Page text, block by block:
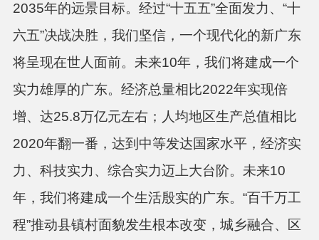
2035年的远景目标。经过“十五五”全面发力、“十
六五”决战决胜，我们坚信，一个现代化的新广东
将呈现在世人面前。未来10年，我们将建成一个
实力雄厚的广东。经济总量相比2022年实现倍
增、达25.8万亿元左右；人均地区生产总值相比
2020年翻一番，达到中等发达国家水平，经济实
力、科技实力、综合实力迈上大台阶。未来10
年，我们将建成一个生活殷实的广东。“百千万工
程”推动县镇村面貌发生根本改变，城乡融合、区